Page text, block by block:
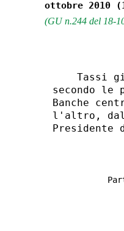
(GU n.244 del 18-
Tassi
secondo le
Banche
l'altro,
Presidente